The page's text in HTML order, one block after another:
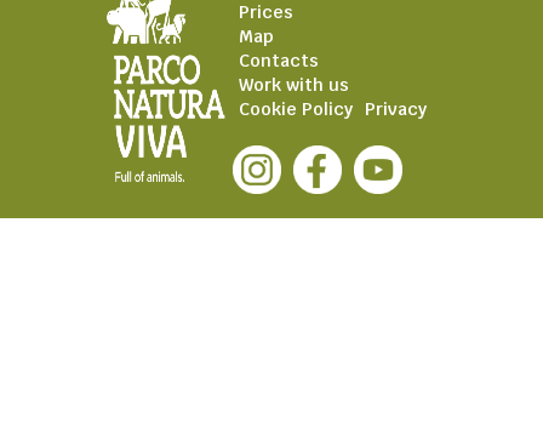
Prices
Map
Contacts
Work with us
Cookie Policy
Privacy